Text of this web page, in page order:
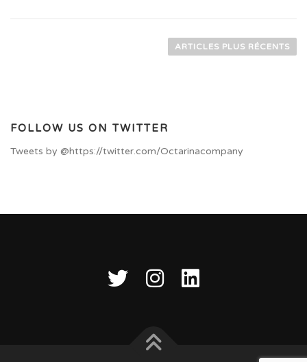
ARTICLES PLUS RÉCENTS
FOLLOW US ON TWITTER
Tweets by @https://twitter.com/Octarinacompany